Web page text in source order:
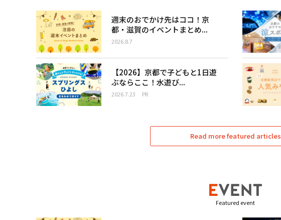
週末のおでかけ先はココ！京
都・滋賀のイベントまとめ...
2026.8.7
【2026】京都で子どもと1日遊
ぶならここ！水遊び...
2026.7.23 PR
Read more featured articles
Featured event